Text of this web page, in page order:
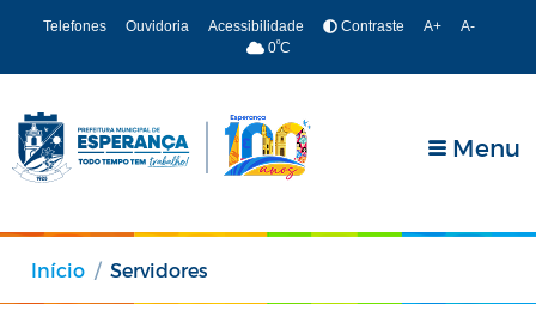
Telefones Ouvidoria Acessibilidade Contraste A+
A-
0ºC
Menu
Início Servidores